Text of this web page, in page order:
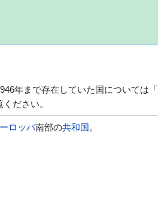
年まで存在していた国については「
ください。
ロッパ南部の共和国。